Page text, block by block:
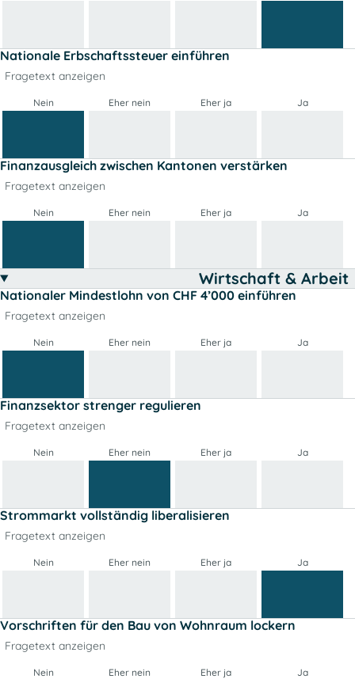
Nationale Erbschaftssteuer einführen
Fragetext anzeigen
Nein Eher nein Eher ja Ja
Finanzausgleich zwischen Kantonen verstärken
Fragetext anzeigen
Nein Eher nein Eher ja Ja
Wirtschaft & Arbeit
Nationaler Mindestlohn von CHF 4’000 einführen
Fragetext anzeigen
Nein Eher nein Eher ja Ja
Finanzsektor strenger regulieren
Fragetext anzeigen
Nein Eher nein Eher ja Ja
Strommarkt vollständig liberalisieren
Fragetext anzeigen
Nein Eher nein Eher ja Ja
Vorschriften für den Bau von Wohnraum lockern
Fragetext anzeigen
Nein Eher nein Eher ja Ja